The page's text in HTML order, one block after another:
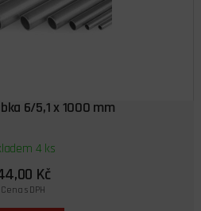
6/5,1 x 1000 mm
4 ks
Kč
Cena s DPH